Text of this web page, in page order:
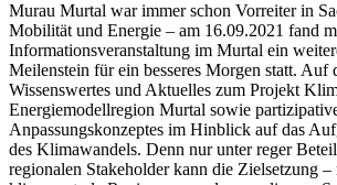
Murau Murtal war immer schon Vorreiter in
Mobilität und Energie – am 16.09.2021 fand
Informationsveranstaltung im Murtal ein
Meilenstein für ein besseres Morgen statt. Auf
Wissenswertes und Aktuelles zum Projekt
Energiemodellregion Murtal sowie
Anpassungskonzeptes im Hinblick auf das
des Klimawandels. Denn nur unter reger
regionalen Stakeholder kann die Zielsetzung